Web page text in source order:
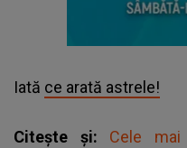
Iată ce arată astrele!
Citește și: Cele